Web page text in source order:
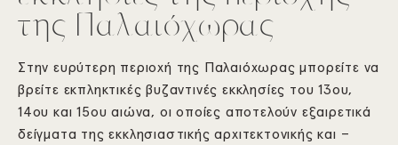
της Παλαιόχωρας
Στην ευρύτερη περιοχή της Παλαιόχωρας μπορείτε να
βρείτε εκπληκτικές βυζαντινές εκκλησίες του 13ου,
14ου και 15ου αιώνα, οι οποίες αποτελούν εξαιρετικά
δείγματα της εκκλησιαστικής αρχιτεκτονικής και –